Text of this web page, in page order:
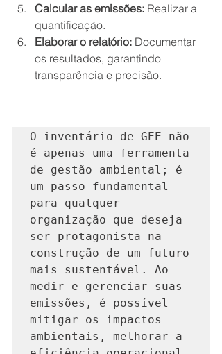
Calcular as emissões: Realizar a
quantificação.
Elaborar o relatório: Documentar
os resultados, garantindo
transparência e precisão.
O inventário de GEE não
é apenas uma ferramenta
de gestão ambiental; é
um passo fundamental
para qualquer
organização que deseja
ser protagonista na
construção de um futuro
mais sustentável. Ao
medir e gerenciar suas
emissões, é possível
mitigar os impactos
ambientais, melhorar a